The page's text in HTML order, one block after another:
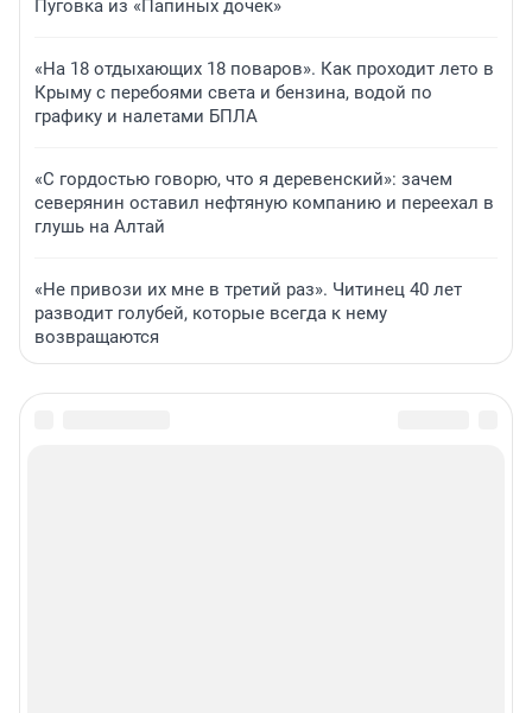
Пуговка из «Папиных дочек»
«На 18 отдыхающих 18 поваров». Как проходит лето в
Крыму с перебоями света и бензина, водой по
графику и налетами БПЛА
«С гордостью говорю, что я деревенский»: зачем
северянин оставил нефтяную компанию и переехал в
глушь на Алтай
«Не привози их мне в третий раз». Читинец 40 лет
разводит голубей, которые всегда к нему
возвращаются